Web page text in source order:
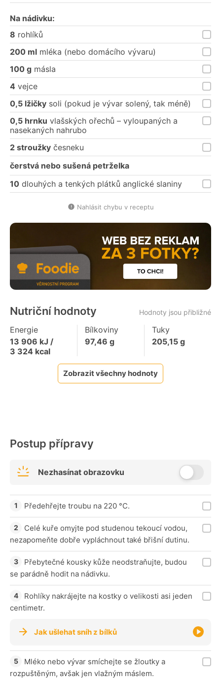
Na nádivku:
8 rohlíků
200 ml mléka (nebo domácího vývaru)
100 g másla
4 vejce
0,5 lžičky soli (pokud je vývar solený, tak méně)
0,5 hrnku vlašských ořechů – vyloupaných a
nasekaných nahrubo
2 stroužky česneku
čerstvá nebo sušená petrželka
10 dlouhých a tenkých plátků anglické slaniny
Nahlásit chybu v receptu
Nutriční hodnoty Hodnoty jsou přibližné
Energie
13 906 kJ /
3 324 kcal
Bílkoviny
97,46 g
Tuky
205,15g
Zobrazit všechny hodnoty
Postup přípravy
Nezhasínat obrazovku
Předehřejte troubu na 220 °C.
Celé kuře omyjte pod studenou tekoucí vodou,
nezapomeňte dobře vypláchnout také břišní dutinu.
Přebytečné kousky kůže neodstraňujte, budou
se parádně hodit na nádivku.
Rohlíky nakrájejte na kostky o velikosti asi jeden
centimetr.
Jak ušlehat sníh z bílků
Mléko nebo vývar smíchejte se žloutky a
rozpuštěným, avšak jen vlažným máslem.